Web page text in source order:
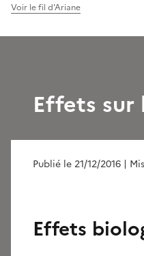
Voir le fil d'Ariane
Effets sur
Publié le 21/12/2016 |
Effets